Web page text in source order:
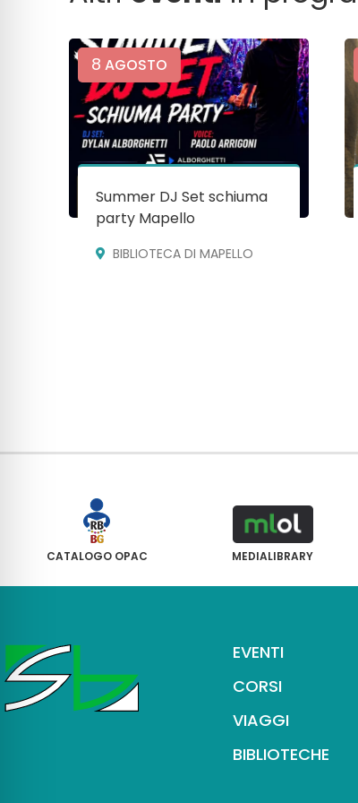
8 AGOSTO
Summer DJ Set schiuma
party Mapello
BIBLIOTECA DI MAPELLO
CATALOGO OPAC MEDIALIBRARY
EVENTI
CORSI
VIAGGI
BIBLIOTECHE